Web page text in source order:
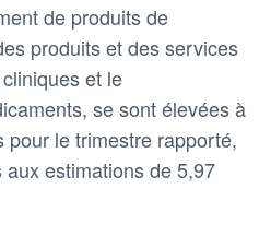
de produits de
produits et des services
et le
se sont élevées à
le trimestre rapporté,
estimations de 5,97